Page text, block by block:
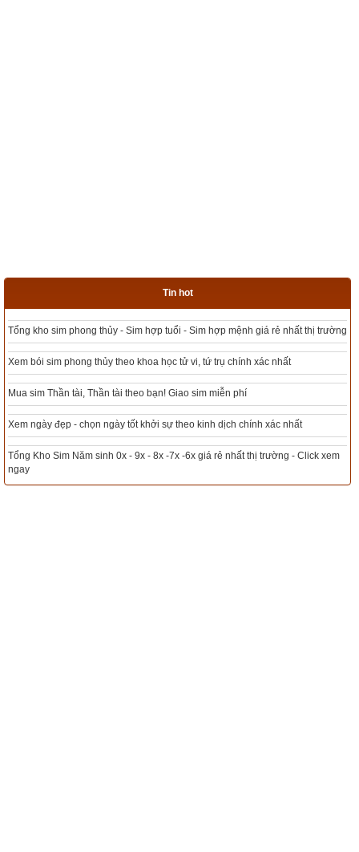
Tin hot
Tổng kho sim phong thủy - Sim hợp tuổi - Sim hợp mệnh giá rẻ nhất thị trường
Xem bói sim phong thủy theo khoa học tử vi, tứ trụ chính xác nhất
Mua sim Thần tài, Thần tài theo bạn! Giao sim miễn phí
Xem ngày đẹp - chọn ngày tốt khởi sự theo kinh dịch chính xác nhất
Tổng Kho Sim Năm sinh 0x - 9x - 8x -7x -6x giá rẻ nhất thị trường - Click xem
ngay